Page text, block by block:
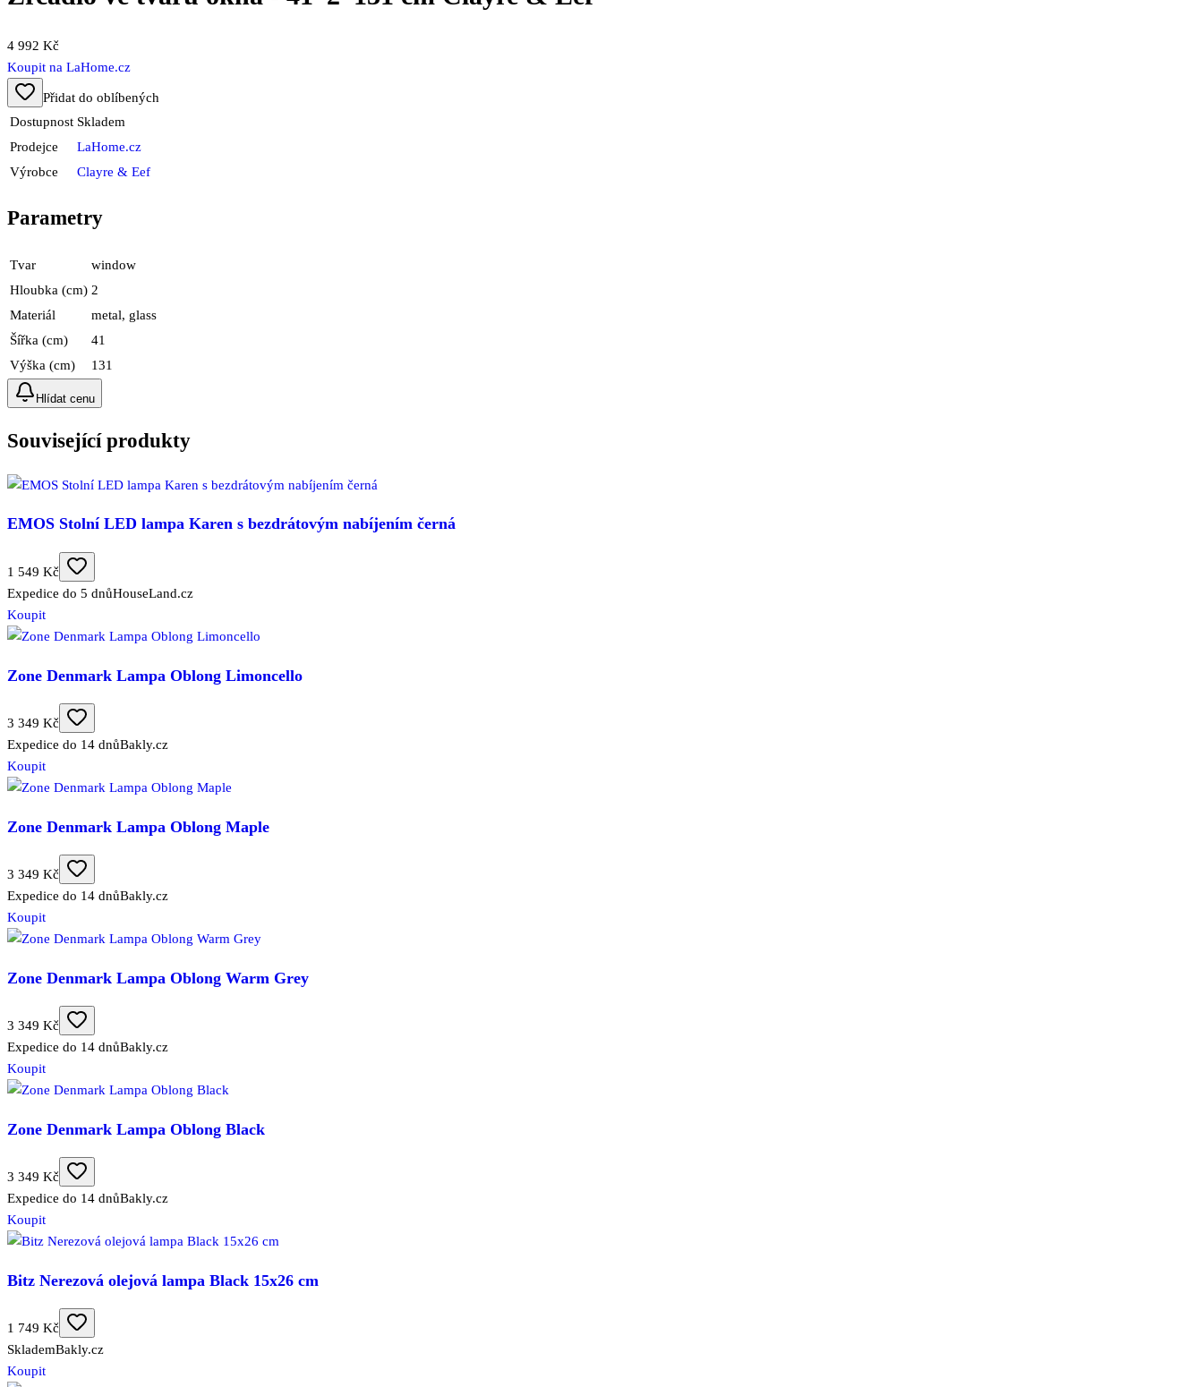
4 992 Kč
Koupit na LaHome.cz
Přidat do oblíbených
Dostupnost Skladem
Prodejce
LaHome.cz
Výrobce
Clayre & Eef
Parametry
Tvar
window
Hloubka (cm) 2
Materiál
metal, glass
Šířka (cm)
41
Výška (cm)
131
Hlídat cenu
Související produkty
EMOS Stolní LED lampa Karen s bezdrátovým nabíjením černá
1 549 Kč
Expedice do 5 dnůHouseLand.cz
Koupit
Zone Denmark Lampa Oblong Limoncello
3 349 Kč
Expedice do 14 dnůBakly.cz
Koupit
Zone Denmark Lampa Oblong Maple
3 349 Kč
Expedice do 14 dnůBakly.cz
Koupit
Zone Denmark Lampa Oblong Warm Grey
3 349 Kč
Expedice do 14 dnůBakly.cz
Koupit
Zone Denmark Lampa Oblong Black
3 349 Kč
Expedice do 14 dnůBakly.cz
Koupit
Bitz Nerezová olejová lampa Black 15x26 cm
1 749 Kč
SklademBakly.cz
Koupit